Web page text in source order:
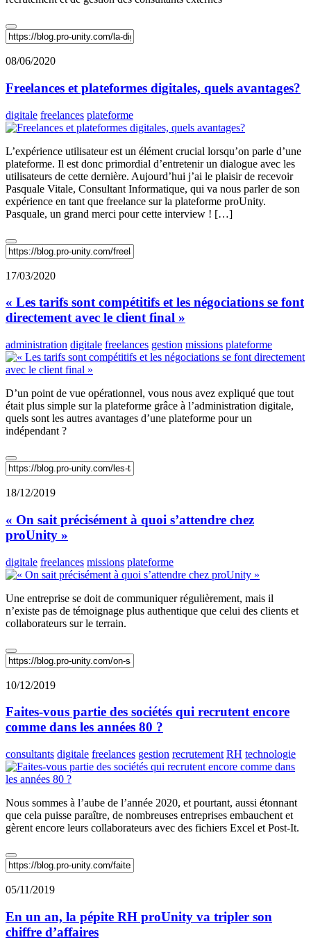
08/06/2020
Freelances et plateformes digitales, quels avantages?
digitale freelances plateforme
L’expérience utilisateur est un élément crucial lorsqu’on parle d’une
plateforme. Il est donc primordial d’entretenir un dialogue avec les
utilisateurs de cette dernière. Aujourd’hui j’ai le plaisir de recevoir
Pasquale Vitale, Consultant Informatique, qui va nous parler de son
expérience en tant que freelance sur la plateforme proUnity.
Pasquale, un grand merci pour cette interview ! […]
17/03/2020
« Les tarifs sont compétitifs et les négociations se font
directement avec le client final »
administration digitale freelances gestion missions plateforme
D’un point de vue opérationnel, vous nous avez expliqué que tout
était plus simple sur la plateforme grâce à l’administration digitale,
quels sont les autres avantages d’une plateforme pour un
indépendant ?
18/12/2019
« On sait précisément à quoi s’attendre chez
proUnity »
digitale freelances missions plateforme
Une entreprise se doit de communiquer régulièrement, mais il
n’existe pas de témoignage plus authentique que celui des clients et
collaborateurs sur le terrain.
10/12/2019
Faites-vous partie des sociétés qui recrutent encore
comme dans les années 80 ?
consultants digitale freelances gestion recrutement RH technologie
Nous sommes à l’aube de l’année 2020, et pourtant, aussi étonnant
que cela puisse paraître, de nombreuses entreprises embauchent et
gèrent encore leurs collaborateurs avec des fichiers Excel et Post-It.
05/11/2019
En un an, la pépite RH proUnity va tripler son
chiffre d’affaires